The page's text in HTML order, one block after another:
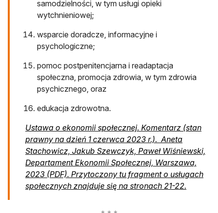
samodzielności, w tym usługi opieki
wytchnieniowej;
wsparcie doradcze, informacyjne i
psychologiczne;
pomoc postpenitencjarna i readaptacja
społeczna, promocja zdrowia, w tym zdrowia
psychicznego, oraz
edukacja zdrowotna.
Ustawa o ekonomii społecznej. Komentarz (stan
prawny na dzień 1 czerwca 2023 r.). Aneta
Stachowicz, Jakub Szewczyk, Paweł Wiśniewski,
Departament Ekonomii Społecznej, Warszawa,
2023 (PDF). Przytoczony tu fragment o usługach
społecznych znajduje się na stronach 21-22.